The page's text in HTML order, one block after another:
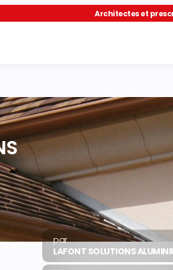
Architectes et
par
LAFONT SOLUTIONS